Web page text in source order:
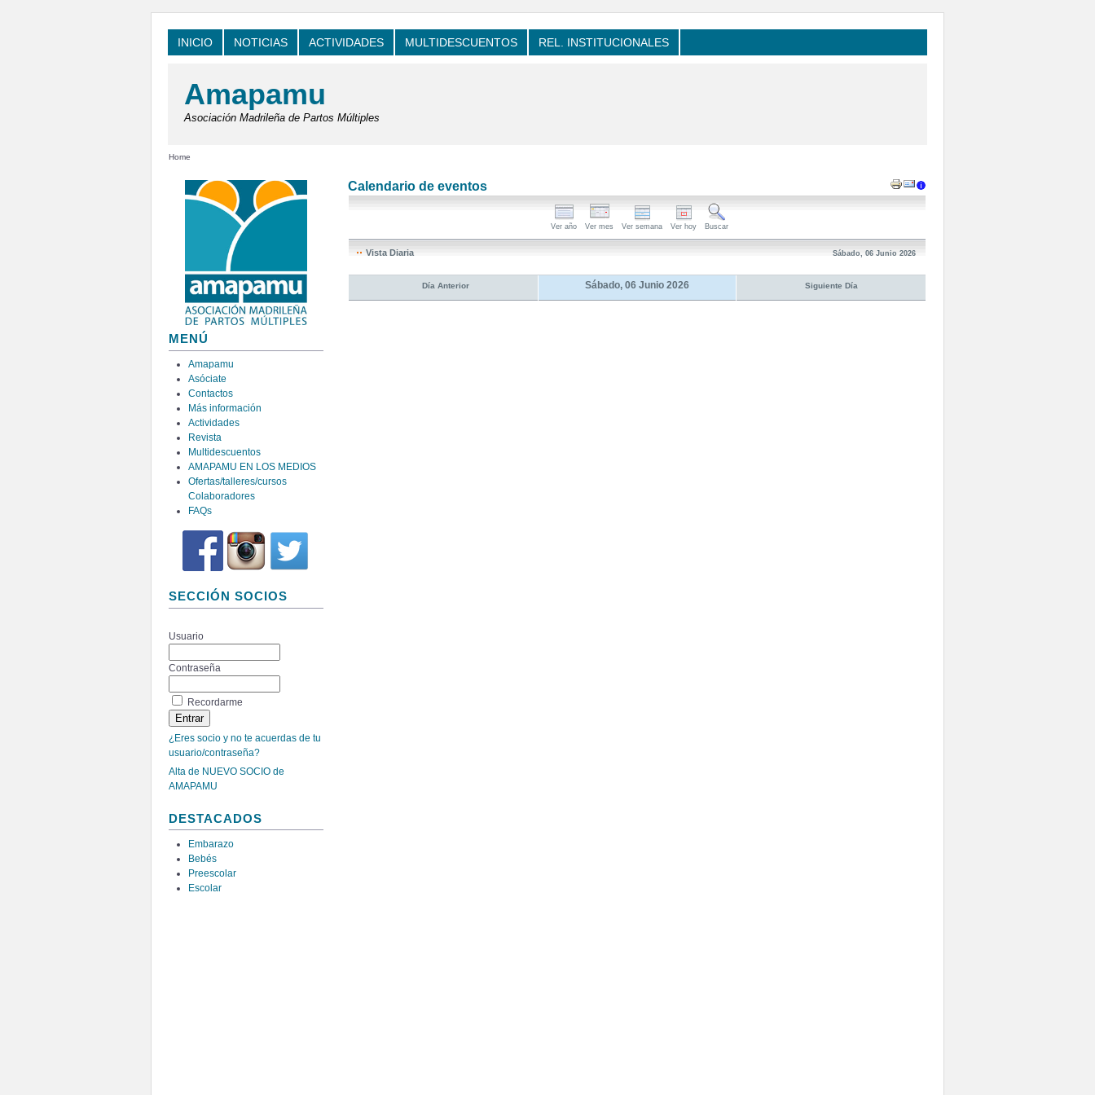
INICIO NOTICIAS ACTIVIDADES MULTIDESCUENTOS REL. INSTITUCIONALES
Amapamu
Asociación Madrileña de Partos Múltiples
Home
MENÚ
Amapamu
Asóciate
Contactos
Más información
Actividades
Revista
Multidescuentos
AMAPAMU EN LOS MEDIOS
Ofertas/talleres/cursos
Colaboradores
FAQs
SECCIÓN SOCIOS
Usuario
Contraseña
Recordarme
¿Eres socio y no te acuerdas de tu
usuario/contraseña?
Alta de NUEVO SOCIO de
AMAPAMU
DESTACADOS
Embarazo
Bebés
Preescolar
Escolar
Calendario de eventos
Ver año Ver mes Ver semana Ver hoy Buscar
Vista Diaria Sábado, 06 Junio 2026
Día Anterior Sábado, 06 Junio 2026 Siguiente Día